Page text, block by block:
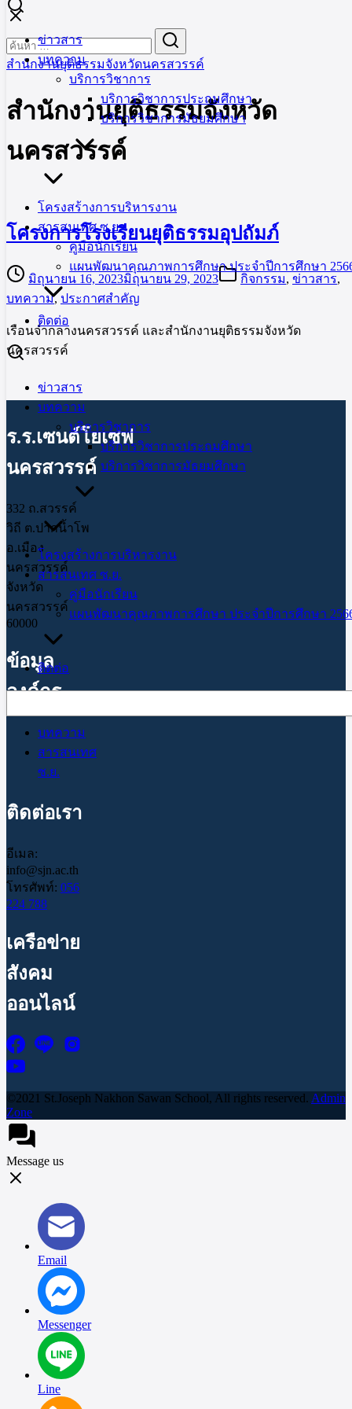
Skip
contentข่าวสาร
บทความ
บริการวิชาการ
บริการวิชาการประถมศึกษา
บริการวิชาการมัธยมศึกษา
โครงสร้างการบริหารงาน
สารสนเทศ ซ.ย.
คู่มือนักเรียน
แผนพัฒนาคุณภาพการศึกษา ประจำปีการศึกษา 2566
ติดต่อ
ข่าวสาร
บทความ
บริการวิชาการ
บริการวิชาการประถมศึกษา
บริการวิชาการมัธยมศึกษา
โครงสร้างการบริหารงาน
สารสนเทศ ซ.ย.
คู่มือนักเรียน
แผนพัฒนาคุณภาพการศึกษา ประจำปีการศึกษา 2566
ติดต่อ
Search
for:
สำนักงานยุติธรรมจังหวัดนครสวรรค์
สำนักงานยุติธรรมจังหวัด
นครสวรรค์
โครงการโรงเรียนยุติธรรมอุปถัมภ์
มิถุนายน 16, 2023มิถุนายน 29, 2023 กิจกรรม, ข่าวสาร,
บทความ, ประกาศสำคัญ
เรือนจำกลางนครสวรรค์ และสำนักงานยุติธรรมจังหวัด
นครสวรรค์
ร.ร.เซนต์โยเซฟ
นครสวรรค์
332 ถ.สวรรค์
วิถี ต.ปากน้ำโพ
อ.เมือง
นครสวรรค์
จังหวัด
นครสวรรค์
60000
ข้อมูล
องค์กร
บทความ
สารสนเทศ
ซ.ย.
ติดต่อเรา
อีเมล:
info@sjn.ac.th
โทรศัพท์: 056
224 788
เครือข่าย
สังคม
ออนไลน์
©2021 St.Joseph Nakhon Sawan School, All rights reserved. Admin
Zone
Message us
Email
Messenger
Line